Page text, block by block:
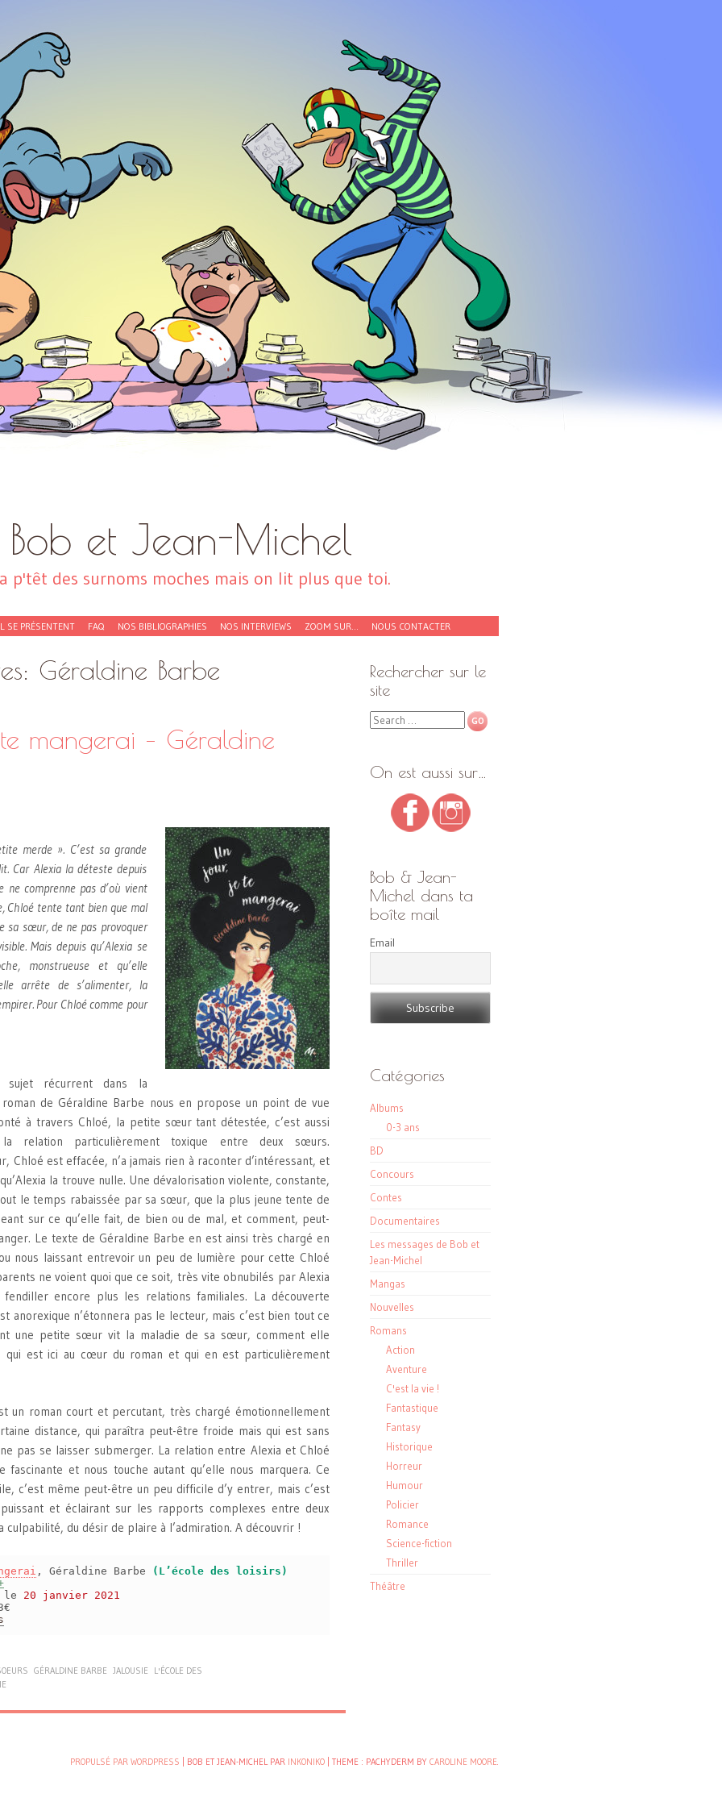
Bob et Jean-Michel
p'têt des surnoms moches mais on lit plus que toi.
SE PRÉSENTENT FAQ NOS BIBLIOGRAPHIES NOS INTERVIEWS ZOOM SUR… NOUS CONTACTER
Géraldine Barbe
mangerai – Géraldine
merde ». C’est sa grande
Car Alexia la déteste depuis
ne comprenne pas d’où vient
Chloé tente tant bien que mal
sa sœur, de ne pas provoquer
Mais depuis qu’Alexia se
monstrueuse et qu’elle
arrête de s’alimenter, la
Pour Chloé comme pour
sujet récurrent dans la
de Géraldine Barbe nous en propose un point de vue
à travers Chloé, la petite sœur tant détestée, c’est aussi
relation particulièrement toxique entre deux sœurs.
Chloé est effacée, n’a jamais rien à raconter d’intéressant, et
la trouve nulle. Une dévalorisation violente, constante,
le temps rabaissée par sa sœur, que la plus jeune tente de
sur ce qu’elle fait, de bien ou de mal, et comment, peut-
Le texte de Géraldine Barbe en est ainsi très chargé en
nous laissant entrevoir un peu de lumière pour cette Chloé
ne voient quoi que ce soit, très vite obnubilés par Alexia
encore plus les relations familiales. La découverte
anorexique n’étonnera pas le lecteur, mais c’est bien tout ce
une petite sœur vit la maladie de sa sœur, comment elle
qui est ici au cœur du roman et qui en est particulièrement
un roman court et percutant, très chargé émotionnellement
distance, qui paraîtra peut-être froide mais qui est sans
pas se laisser submerger. La relation entre Alexia et Chloé
fascinante et nous touche autant qu’elle nous marquera. Ce
c’est même peut-être un peu difficile d’y entrer, mais c’est
et éclairant sur les rapports complexes entre deux
culpabilité, du désir de plaire à l’admiration. A découvrir !
, Géraldine Barbe
(L’école des loisirs)
le 20 janvier 2021
GÉRALDINE BARBE JALOUSIE
L'ÉCOLE DES
Rechercher sur le
site
Search
On est aussi sur…
Bob & Jean-
Michel dans ta
boîte mail
Email
Catégories
Albums
0-3 ans
BD
Concours
Contes
Documentaires
Les messages de Bob et
Jean-Michel
Mangas
Nouvelles
Romans
Action
Aventure
C'est la vie !
Fantastique
Fantasy
Historique
Horreur
Humour
Policier
Romance
Science-fiction
Thriller
Théâtre
PROPULSÉ PAR WORDPRESS | BOB ET JEAN-MICHEL PAR INKONIKO THEME : PACHYDERM BY CAROLINE MOORE.